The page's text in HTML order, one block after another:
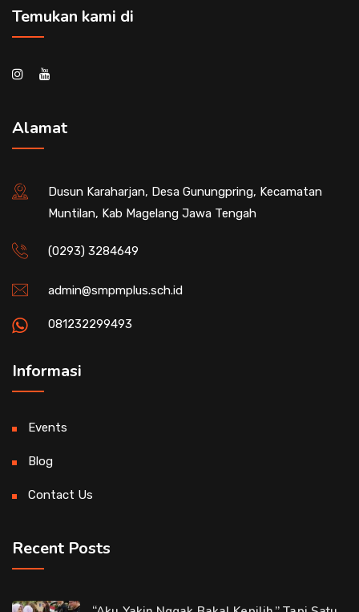
Temukan kami di
Alamat
Dusun Karaharjan, Desa Gunungpring, Kecamatan
Muntilan, Kab Magelang Jawa Tengah
(0293) 3284649
admin@smpmplus.sch.id
081232299493
Informasi
Events
Blog
Contact Us
Recent Posts